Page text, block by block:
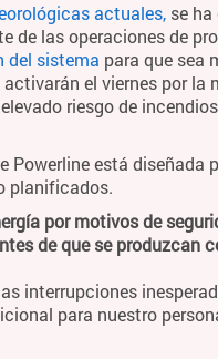
actuales, se
de las operaciones de
del sistema para que sea
el viernes por la
riesgo de
está diseñada
planificados.
por motivos de
de que se produzcan
interrupciones
para nuestro